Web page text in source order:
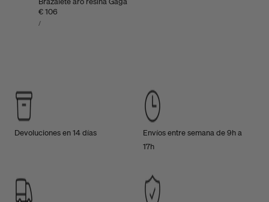
Precio
habitual
€ 106
PRECIO
UNITARIO
/POR
Devoluciones en 14 días
Envíos entre semana de 9h a
17h